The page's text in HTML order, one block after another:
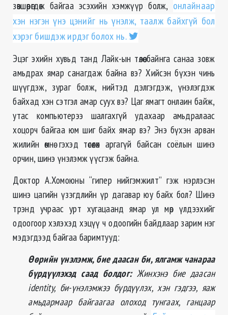
зөвшөөрөгдөж байгаа эсэхийн хэмжүүр болж, онлайнаар
хэн нэгэн үнэ цэнийг нь үнэлж, таалж байхгүй бол
хэрэг бишдэж ирдэг болох нь.
Эцэг эхийн хувьд танд Лайк-ын төлөө байнга санаа зовж
амьдрах ямар санагдаж байна вэ? Хийсэн бүхэн чинь
шүүгдэж, зураг болж, нийтэд дэлгэгдэж, үнэлэгдэж
байхад хэн сэтгэл амар суух вэ? Цаг ямагт онлаин байж,
утас компьютерээ шалгахгүй удахаар амьдралаас
хоцорч байгаа юм шиг байх ямар вэ? Энэ бүхэн арван
жилийн өмнө гэхэд төсөөлөх аргагүй байсан соёлын шинэ
орчин, шинэ үнэлэмж үүсгэж байна.
Доктор А.Хомоюны “гипер нийгэмжилт” гэж нэрлэсэн
шинэ цагийн үзэгдлийн үр дагавар юу байх бол? Шинэ
трэнд учраас урт хугацаанд ямар ул мөр үлдээхийг
одоогоор хэлэхэд хэцүү ч одоогийн байдлаар зарим нэг
мэдэгдээд байгаа баримтууд:
Өөрийн үнэлэмж, бие даасан би, ялгамж чанараа
бүрдүүлэхэд саад болдог: Жинхэнэ бие даасан
identity, би-үнэлэмжээ бүрдүүлэх, хэн гэдгээ, яаж
амьдармаар байгаагаа олоход тунгаах, ганцаар